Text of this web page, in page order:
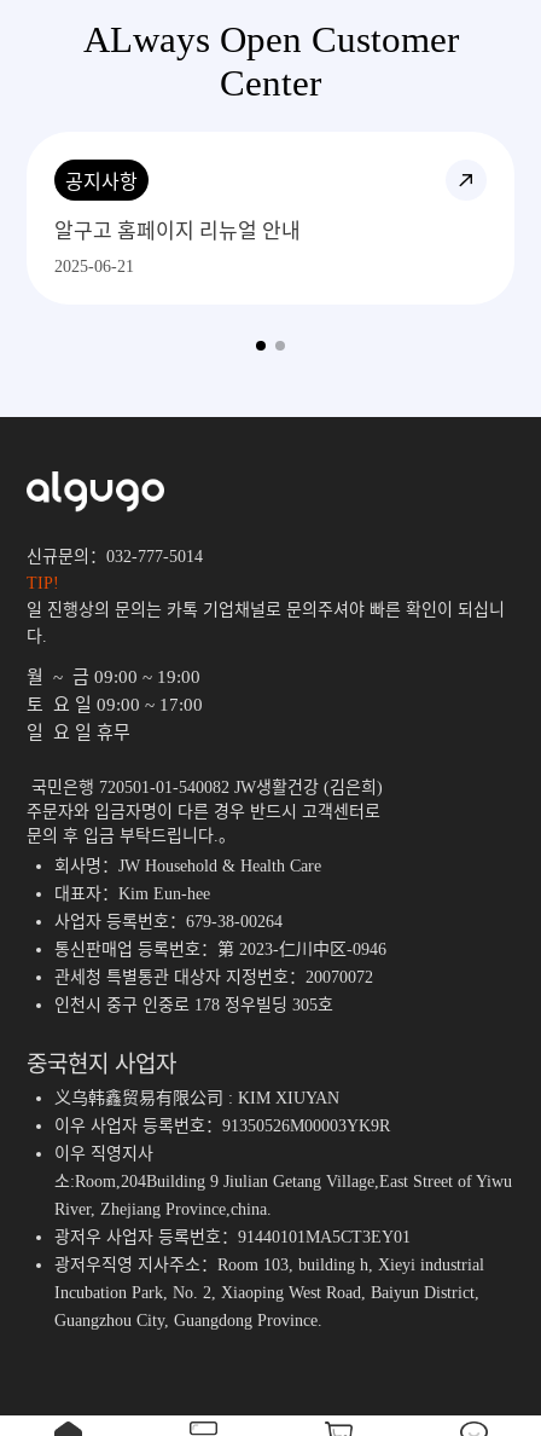
ALways Open Customer
Center
공지사항
알구고 홈페이지 리뉴얼 안내
2025-06-21
신규문의：032-777-5014
TIP!
일 진행상의 문의는 카톡 기업채널로 문의주셔야 빠른 확인이 되십니
다.
월 ~ 금 09:00 ~ 19:00
토 요 일 09:00 ~ 17:00
일 요 일 휴무
주문자와 입금자명이 다른 경우 반드시 고객센터로
문의 후 입금 부탁드립니다.。
회사명：JW Household & Health Care
대표자：Kim Eun-hee
사업자 등록번호：679-38-00264
통신판매업 등록번호：第 2023-仁川中区-0946
관세청 특별통관 대상자 지정번호：20070072
인천시 중구 인중로 178 정우빌딩 305호
중국현지 사업자
义乌韩鑫贸易有限公司 : KIM XIUYAN
이우 사업자 등록번호：91350526M00003YK9R
이우 직영지사
소:Room,204Building 9 Jiulian Getang Village,East Street of Yiwu
River, Zhejiang Province,china.
광저우 사업자 등록번호：91440101MA5CT3EY01
광저우직영 지사주소：Room 103, building h, Xieyi industrial
Incubation Park, No. 2, Xiaoping West Road, Baiyun District,
Guangzhou City, Guangdong Province.